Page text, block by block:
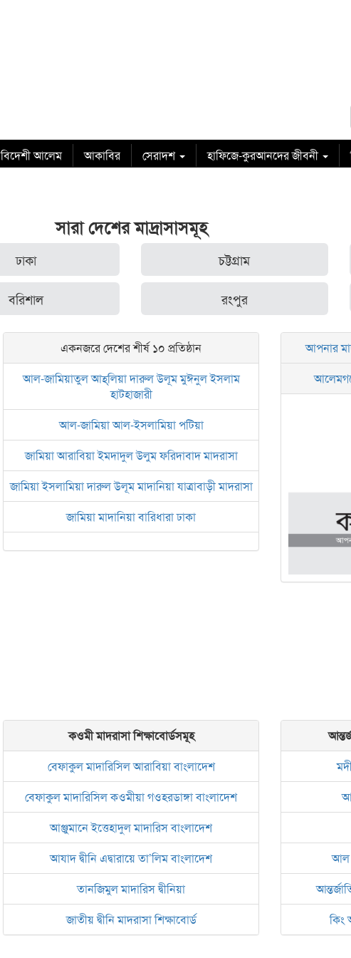
বিদেশী আলেম আকাবির সেরাদশ হাফিজে-কুরআনদের জীবনী
সারা দেশের মাদ্রাসাসমূহ
ঢাকা চট্টগ্রাম
বরিশাল রংপুর
একনজরে দেশের শীর্ষ ১০ প্রতিষ্ঠান
আল-জামিয়াতুল আহ্‌লিয়া দারুল উলূম মুঈনুল ইসলাম
হাটহাজারী
আল-জামিয়া আল-ইসলামিয়া পটিয়া
জামিয়া আরাবিয়া ইমদাদুল উলুম ফরিদাবাদ মাদরাসা
জামিয়া ইসলামিয়া দারুল উলূম মাদানিয়া যাত্রাবাড়ী মাদরাসা
জামিয়া মাদানিয়া বারিধারা ঢাকা
আল জামিয়াতুল আরবিয়া নছিরুল ইসলাম নাজিরহাট
আপনার
কওমী মাদরাসা শিক্ষাবোর্ডসমূহ
বেফাকুল মাদারিসিল আরাবিয়া বাংলাদেশ
বেফাকুল মাদারিসিল কওমীয়া গওহরডাঙ্গা বাংলাদেশ
আঞ্জুমানে ইত্তেহাদুল মাদারিস বাংলাদেশ
আযাদ দ্বীনি এদ্বারায়ে তা’লিম বাংলাদেশ
তানজিমুল মাদারিস দ্বীনিয়া
জাতীয় দ্বীনি মাদরাসা শিক্ষাবোর্ড
আল
কিং